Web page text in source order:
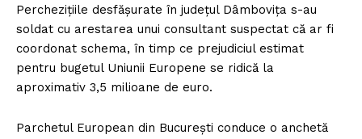
Perchezițiile desfășurate în județul Dâmbovița s-au
soldat cu arestarea unui consultant suspectat că ar fi
coordonat schema, în timp ce prejudiciul estimat
pentru bugetul Uniunii Europene se ridică la
aproximativ 3,5 milioane de euro.
Parchetul European din București conduce o anchetă